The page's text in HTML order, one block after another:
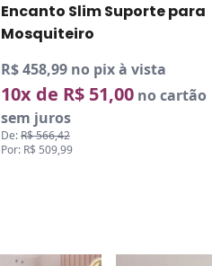
Encanto Slim Suporte para
Mosquiteiro
R$ 458,99 no pix à vista
10x de R$ 51,00 no cartão
sem juros
De:R$ 566,42
Por: R$ 509,99